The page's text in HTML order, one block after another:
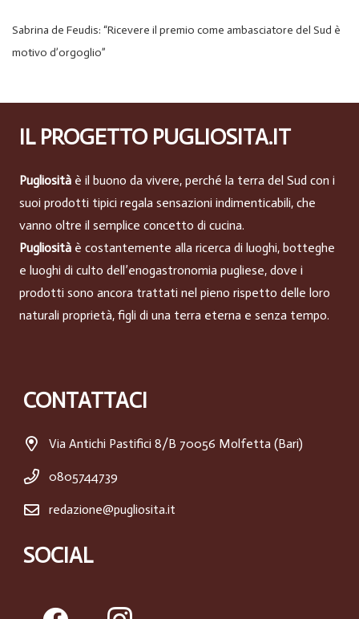
Sabrina de Feudis: “Ricevere il premio come ambasciatore del Sud è
motivo d’orgoglio”
IL PROGETTO PUGLIOSITA.IT
Pugliosità è il buono da vivere, perché la terra del Sud con i
suoi prodotti tipici regala sensazioni indimenticabili, che
vanno oltre il semplice concetto di cucina.
Pugliosità è costantemente alla ricerca di luoghi, botteghe
e luoghi di culto dell’enogastronomia pugliese, dove i
prodotti sono ancora trattati nel pieno rispetto delle loro
naturali proprietà, figli di una terra eterna e senza tempo.
CONTATTACI
Via Antichi Pastifici 8/B 70056 Molfetta (Bari)
0805744739
redazione@pugliosita.it
SOCIAL